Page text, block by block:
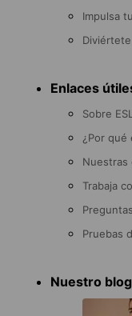
Impulsa
Enlaces
Sobre ESL
¿Por qué
Nuestras
Trabaja
Pruebas
Nuestro blog